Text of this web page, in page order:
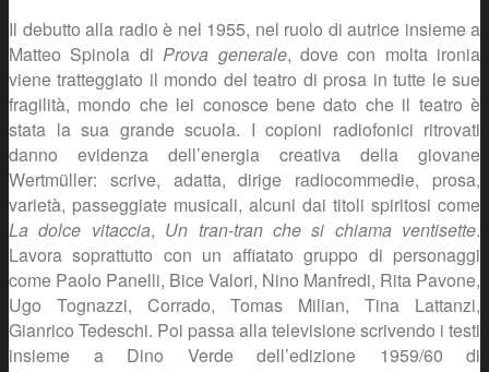
Il debutto alla radio è nel 1955, nel ruolo di autrice insieme a
Matteo Spinola diProva generale, dove con molta ironia
viene tratteggiato il mondo del teatro di prosa in tutte le sue
fragilità, mondo che lei conosce bene dato che il teatro è
stata la sua grande scuola. I copioni radiofonici ritrovati
danno evidenza dell’energia creativa della giovane
Wertmüller: scrive, adatta, dirige radiocommedie, prosa,
varietà, passeggiate musicali, alcuni dai titoli spiritosi come
La dolce vitaccia, Un tran-tran che si chiama ventisette.
Lavora soprattutto con un affiatato gruppo di personaggi
come Paolo Panelli, Bice Valori, Nino Manfredi, Rita Pavone,
Ugo Tognazzi, Corrado, Tomas Milian, Tina Lattanzi,
Gianrico Tedeschi. Poi passa alla televisione scrivendo i testi
insieme a Dino Verde dell’edizione 1959/60 di